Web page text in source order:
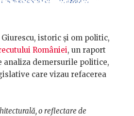
istoric și om politic,
României, un raport
demersurile politice,
care vizau refacerea
o reflectare de